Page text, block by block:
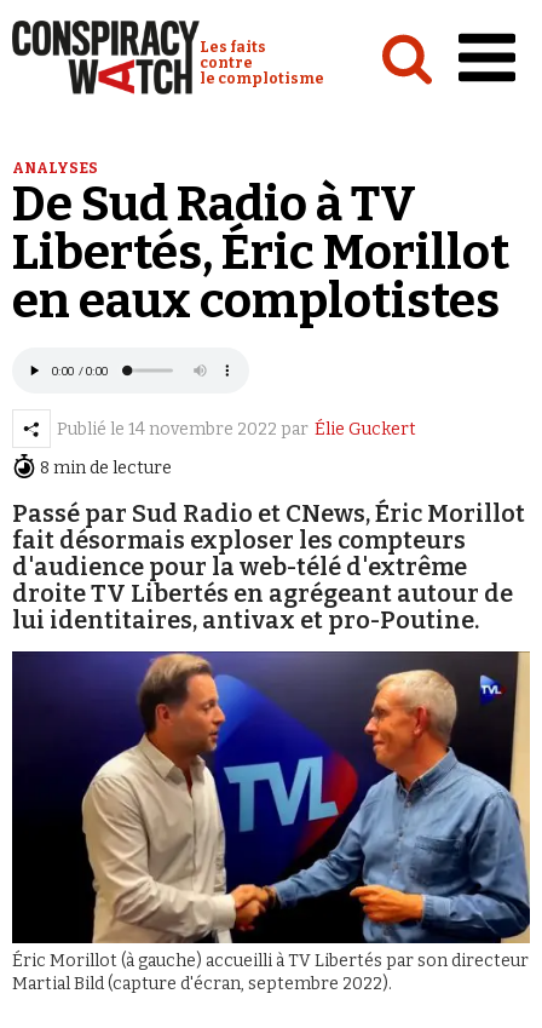
Conspiracy Watch :
Les faits
contre
le complotisme
Analyses
Conspipédia
Vidéos
Revues de presse
Newsletter
Faire un don
Demander à Vera
ANALYSES
De Sud Radio à TV
Libertés, Éric Morillot
en eaux complotistes
Publié le 14 novembre 2022 par Élie Guckert
8 min de lecture
Passé par Sud Radio et CNews, Éric Morillot
fait désormais exploser les compteurs
d'audience pour la web-télé d'extrême
droite TV Libertés en agrégeant autour de
lui identitaires, antivax et pro-Poutine.
Éric Morillot (à gauche) accueilli à TV Libertés par son directeur
Martial Bild (capture d'écran, septembre 2022).